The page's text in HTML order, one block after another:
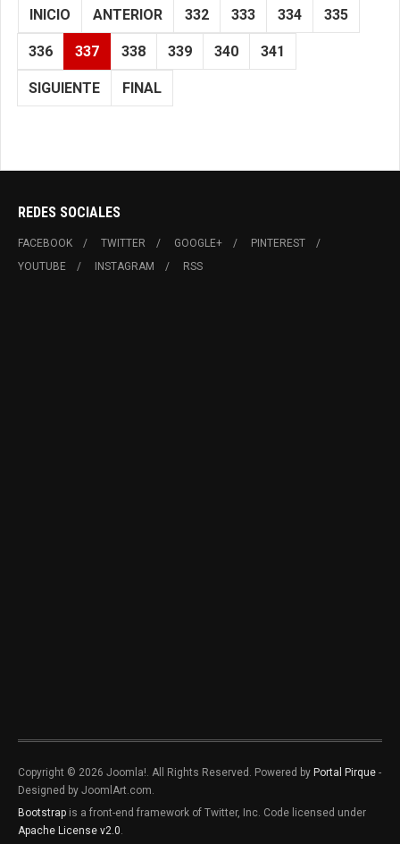
INICIO ANTERIOR 332 333 334 335
336 337 338 339 340 341
SIGUIENTE FINAL
REDES SOCIALES
FACEBOOK TWITTER GOOGLE+
PINTEREST
YOUTUBE
INSTAGRAM RSS
Copyright © 2026 Joomla!. All Rights Reserved. Powered by Portal Pirque -
Designed by JoomlArt.com.
Bootstrap is a front-end framework of Twitter, Inc. Code licensed under
Apache License v2.0.